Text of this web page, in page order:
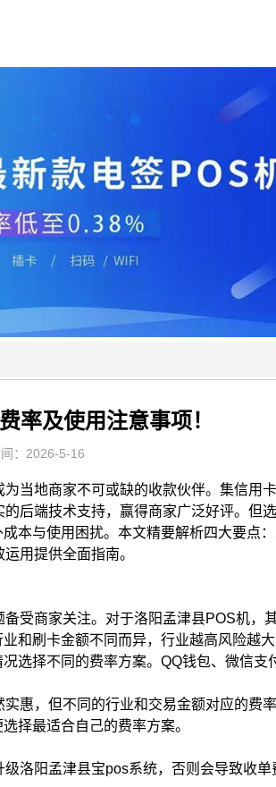
率及使用注意事项！
：2026-5-16
当地商家不可或缺的收款伙伴。集信用
后端技术支持，赢得商家广泛好评。但
本与使用困扰。本文精要解析四大要点
用提供全面指南。
受商家关注。对于洛阳孟津县POS机，
和刷卡金额不同而异，行业越高风险越
选择不同的费率方案。QQ钱包、微信支
惠，但不同的行业和交易金额对应的费
择最适合自己的费率方案。
洛阳孟津县宝pos系统，否则会导致收单